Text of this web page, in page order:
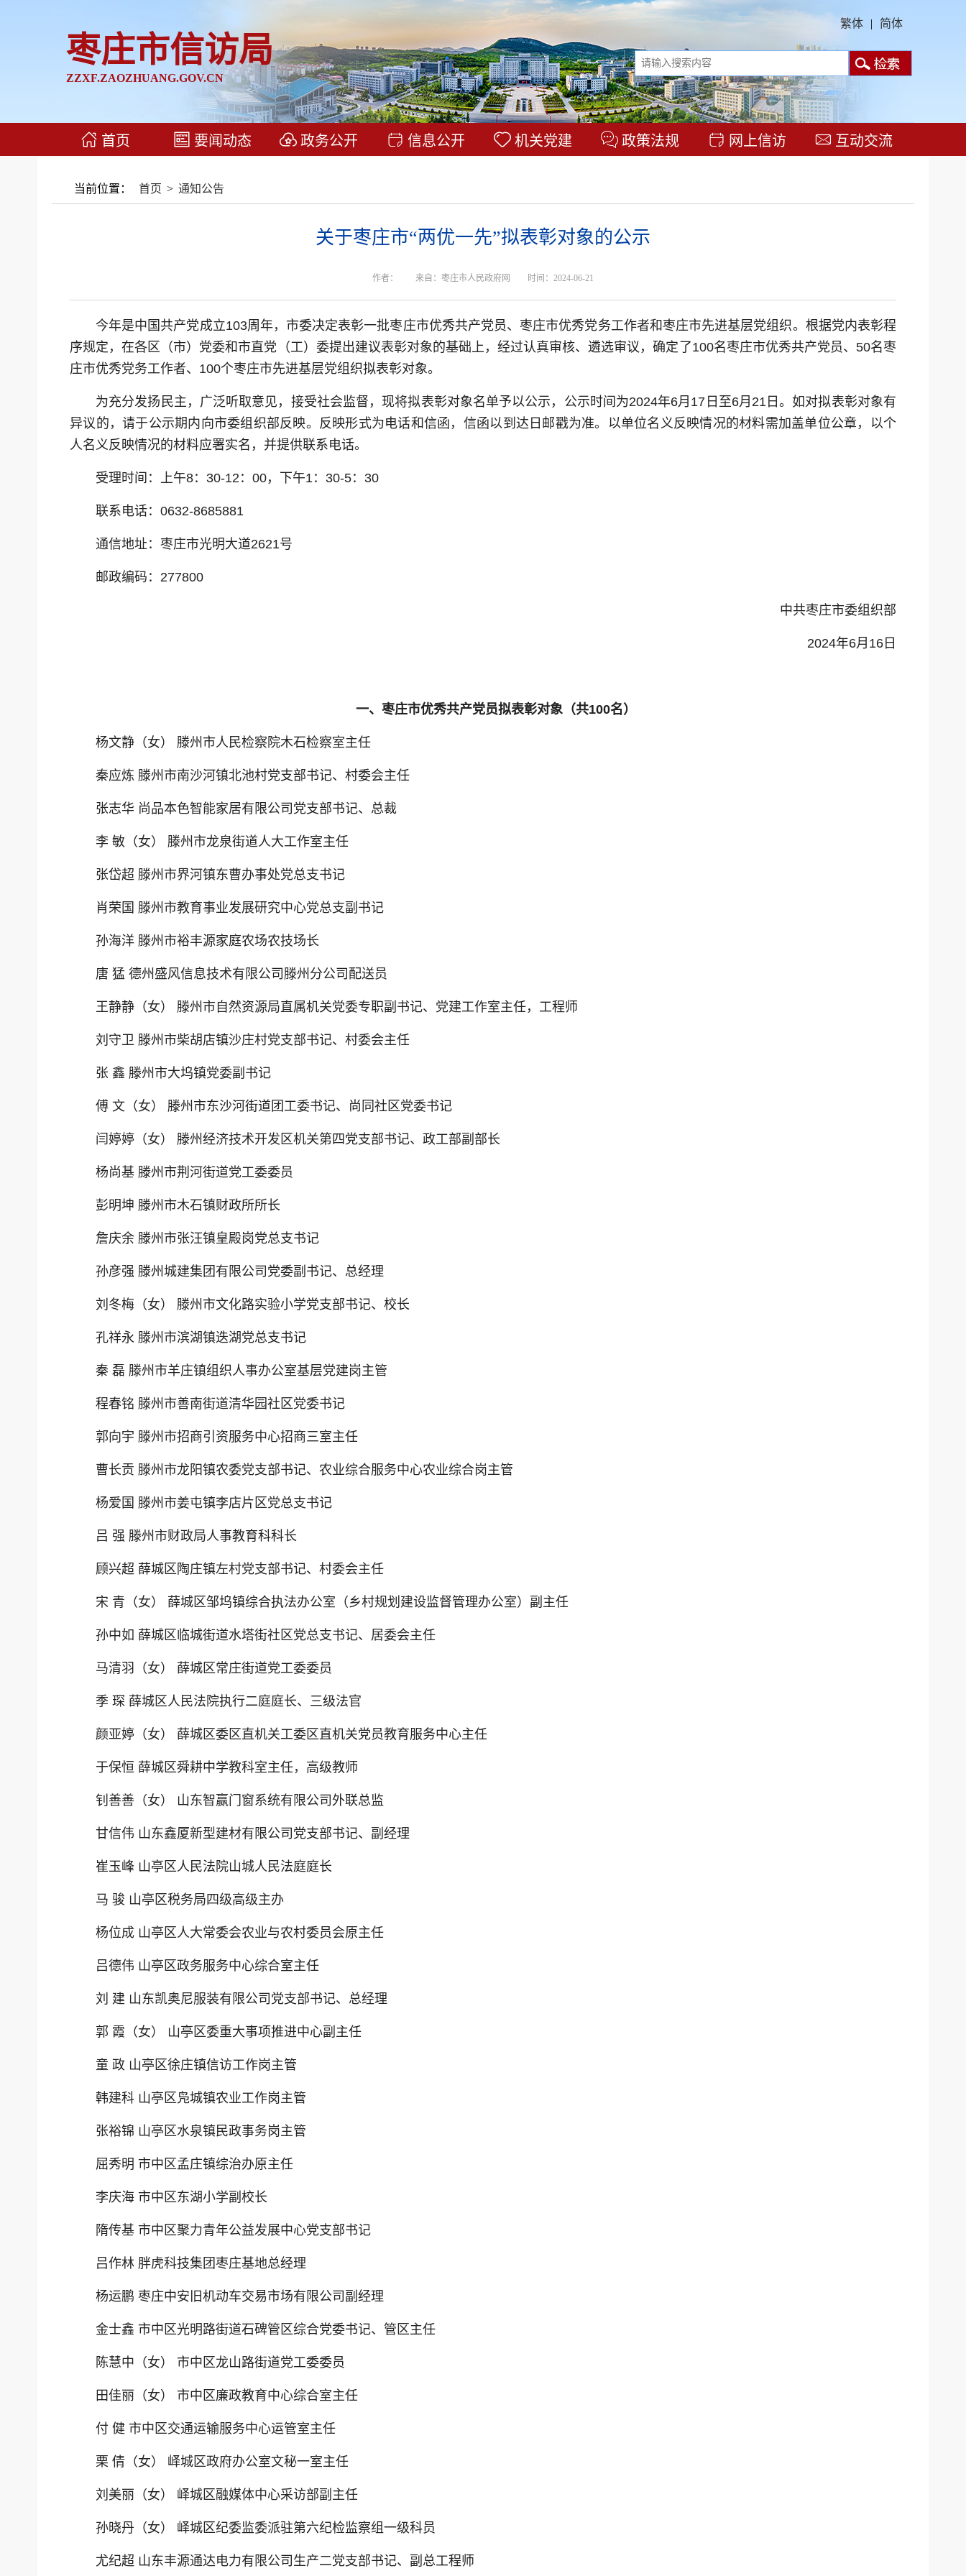
枣庄市信访局
ZZXF.ZAOZHUANG.GOV.CN
繁体 | 简体
首页 要闻动态 政务公开 信息公开 机关党建 政策法规 网上信访 互动交流
当前位置： 首页 > 通知公告
关于枣庄市“两优一先”拟表彰对象的公示
作者： 来自：枣庄市人民政府网 时间：2024-06-21
今年是中国共产党成立103周年，市委决定表彰一批枣庄市优秀共产党员、枣庄市优秀党务工作者和枣庄市先进基层党组织。根据党内表彰程
序规定，在各区（市）党委和市直党（工）委提出建议表彰对象的基础上，经过认真审核、遴选审议，确定了100名枣庄市优秀共产党员、50名枣
庄市优秀党务工作者、100个枣庄市先进基层党组织拟表彰对象。
为充分发扬民主，广泛听取意见，接受社会监督，现将拟表彰对象名单予以公示，公示时间为2024年6月17日至6月21日。如对拟表彰对象有
异议的，请于公示期内向市委组织部反映。反映形式为电话和信函，信函以到达日邮戳为准。以单位名义反映情况的材料需加盖单位公章，以个
人名义反映情况的材料应署实名，并提供联系电话。
受理时间：上午8：30-12：00，下午1：30-5：30
联系电话：0632-8685881
通信地址：枣庄市光明大道2621号
邮政编码：277800
中共枣庄市委组织部
2024年6月16日
一、枣庄市优秀共产党员拟表彰对象（共100名）
杨文静（女） 滕州市人民检察院木石检察室主任
秦应炼 滕州市南沙河镇北池村党支部书记、村委会主任
张志华 尚品本色智能家居有限公司党支部书记、总裁
李 敏（女） 滕州市龙泉街道人大工作室主任
张岱超 滕州市界河镇东曹办事处党总支书记
肖荣国 滕州市教育事业发展研究中心党总支副书记
孙海洋 滕州市裕丰源家庭农场农技场长
唐 猛 德州盛风信息技术有限公司滕州分公司配送员
王静静（女） 滕州市自然资源局直属机关党委专职副书记、党建工作室主任，工程师
刘守卫 滕州市柴胡店镇沙庄村党支部书记、村委会主任
张 鑫 滕州市大坞镇党委副书记
傅 文（女） 滕州市东沙河街道团工委书记、尚同社区党委书记
闫婷婷（女） 滕州经济技术开发区机关第四党支部书记、政工部副部长
杨尚基 滕州市荆河街道党工委委员
彭明坤 滕州市木石镇财政所所长
詹庆余 滕州市张汪镇皇殿岗党总支书记
孙彦强 滕州城建集团有限公司党委副书记、总经理
刘冬梅（女） 滕州市文化路实验小学党支部书记、校长
孔祥永 滕州市滨湖镇迭湖党总支书记
秦 磊 滕州市羊庄镇组织人事办公室基层党建岗主管
程春铭 滕州市善南街道清华园社区党委书记
郭向宇 滕州市招商引资服务中心招商三室主任
曹长贡 滕州市龙阳镇农委党支部书记、农业综合服务中心农业综合岗主管
杨爱国 滕州市姜屯镇李店片区党总支书记
吕 强 滕州市财政局人事教育科科长
顾兴超 薛城区陶庄镇左村党支部书记、村委会主任
宋 青（女） 薛城区邹坞镇综合执法办公室（乡村规划建设监督管理办公室）副主任
孙中如 薛城区临城街道水塔街社区党总支书记、居委会主任
马清羽（女） 薛城区常庄街道党工委委员
季 琛 薛城区人民法院执行二庭庭长、三级法官
颜亚婷（女） 薛城区委区直机关工委区直机关党员教育服务中心主任
于保恒 薛城区舜耕中学教科室主任，高级教师
钊善善（女） 山东智赢门窗系统有限公司外联总监
甘信伟 山东鑫厦新型建材有限公司党支部书记、副经理
崔玉峰 山亭区人民法院山城人民法庭庭长
马 骏 山亭区税务局四级高级主办
杨位成 山亭区人大常委会农业与农村委员会原主任
吕德伟 山亭区政务服务中心综合室主任
刘 建 山东凯奥尼服装有限公司党支部书记、总经理
郭 霞（女） 山亭区委重大事项推进中心副主任
童 政 山亭区徐庄镇信访工作岗主管
韩建科 山亭区凫城镇农业工作岗主管
张裕锦 山亭区水泉镇民政事务岗主管
屈秀明 市中区孟庄镇综治办原主任
李庆海 市中区东湖小学副校长
隋传基 市中区聚力青年公益发展中心党支部书记
吕作林 胖虎科技集团枣庄基地总经理
杨运鹏 枣庄中安旧机动车交易市场有限公司副经理
金士鑫 市中区光明路街道石碑管区综合党委书记、管区主任
陈慧中（女） 市中区龙山路街道党工委委员
田佳丽（女） 市中区廉政教育中心综合室主任
付 健 市中区交通运输服务中心运管室主任
栗 倩（女） 峄城区政府办公室文秘一室主任
刘美丽（女） 峄城区融媒体中心采访部副主任
孙晓丹（女） 峄城区纪委监委派驻第六纪检监察组一级科员
尤纪超 山东丰源通达电力有限公司生产二党支部书记、副总工程师